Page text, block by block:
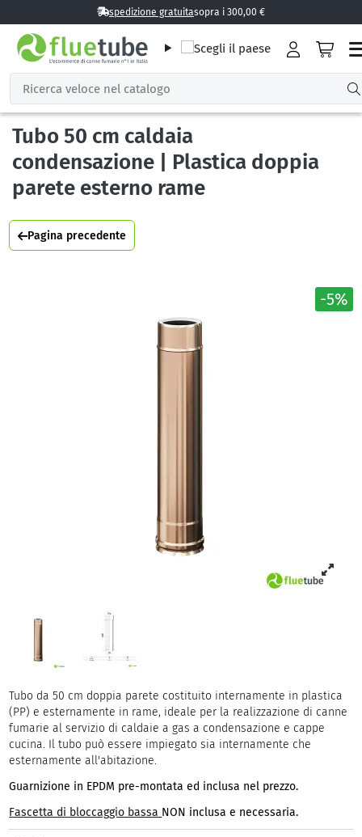
spedizione gratuitasopra i 300,00 €
Tubo 50 cm caldaia
condensazione | Plastica doppia
parete esterno rame
Pagina precedente
-5%
Tubo da 50 cm doppia parete costituito internamente in plastica
(PP) e esternamente in rame, ideale per la realizzazione di canne
fumarie al servizio di caldaie a gas a condensazione e cappe
cucina. Il tubo può essere impiegato sia internamente che
esternamente all'abitazione.
Guarnizione in EPDM pre-montata ed inclusa nel prezzo.
Fascetta di bloccaggio bassa NON inclusa e necessaria.